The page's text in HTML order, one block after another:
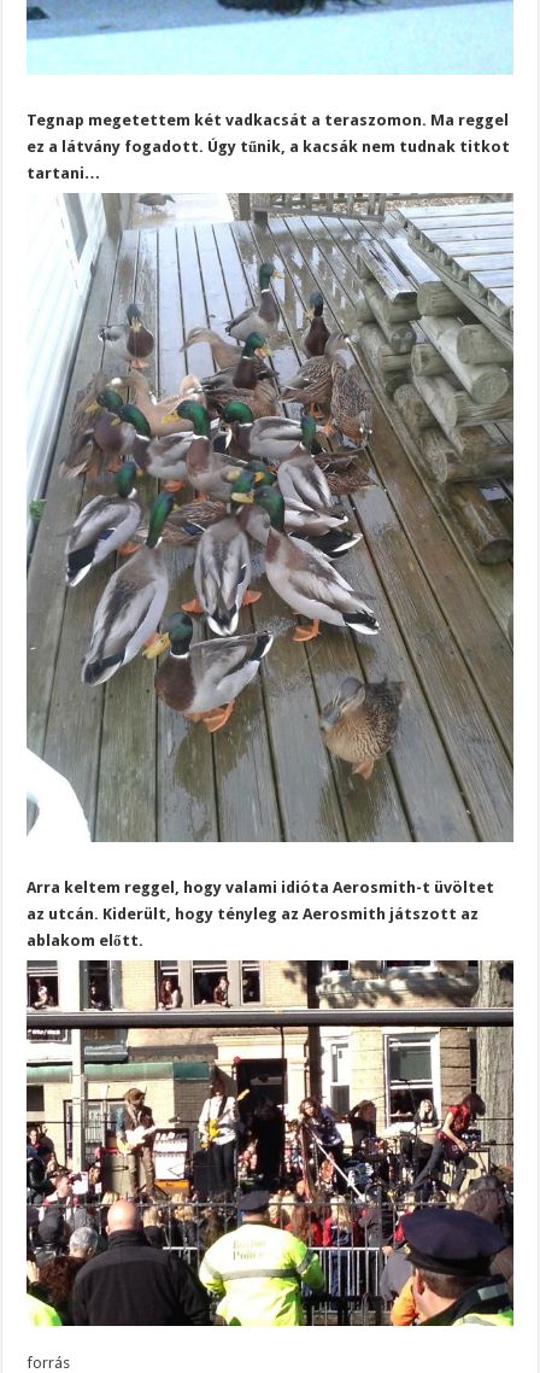
Tegnap megetettem két vadkacsát a teraszomon. Ma reggel
ez a látvány fogadott. Úgy tűnik, a kacsák nem tudnak titkot
tartani…
Arra keltem reggel, hogy valami idióta Aerosmith-t üvöltet
az utcán. Kiderült, hogy tényleg az Aerosmith játszott az
ablakom előtt.
forrás